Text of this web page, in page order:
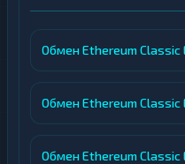
Обмен Ethereum Classic
Обмен Ethereum Classic
Обмен Ethereum Classic